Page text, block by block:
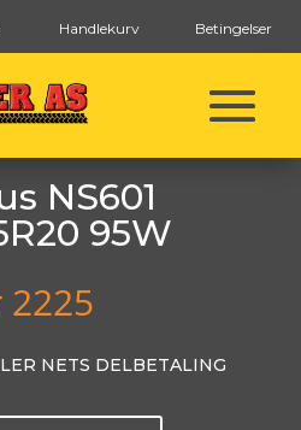
Handlekurv Betingelser
NS601
95W
2225
NETS DELBETALING